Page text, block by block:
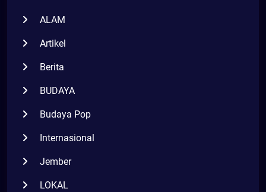
ALAM
Artikel
Berita
BUDAYA
Budaya Pop
Internasional
Jember
LOKAL